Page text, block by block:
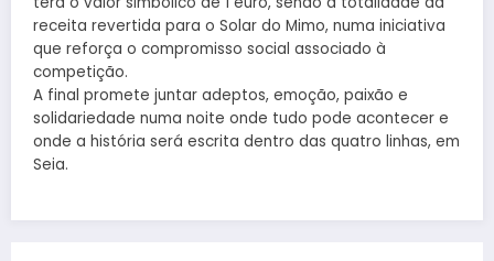
receita revertida para o Solar do Mimo, numa iniciativa
que reforça o compromisso social associado à
competição.
A final promete juntar adeptos, emoção, paixão e
solidariedade numa noite onde tudo pode acontecer e
onde a história será escrita dentro das quatro linhas, em
Seia.